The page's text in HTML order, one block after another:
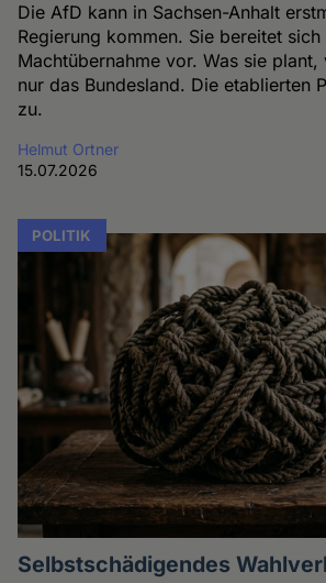
Die AfD kann in Sachsen-Anhalt
Regierung kommen. Sie bereitet
Machtübernahme vor. Was sie
nur das Bundesland. Die etablierten
zu.
Helmut Ortner
15.07.2026
POLITIK
Selbstschädigendes